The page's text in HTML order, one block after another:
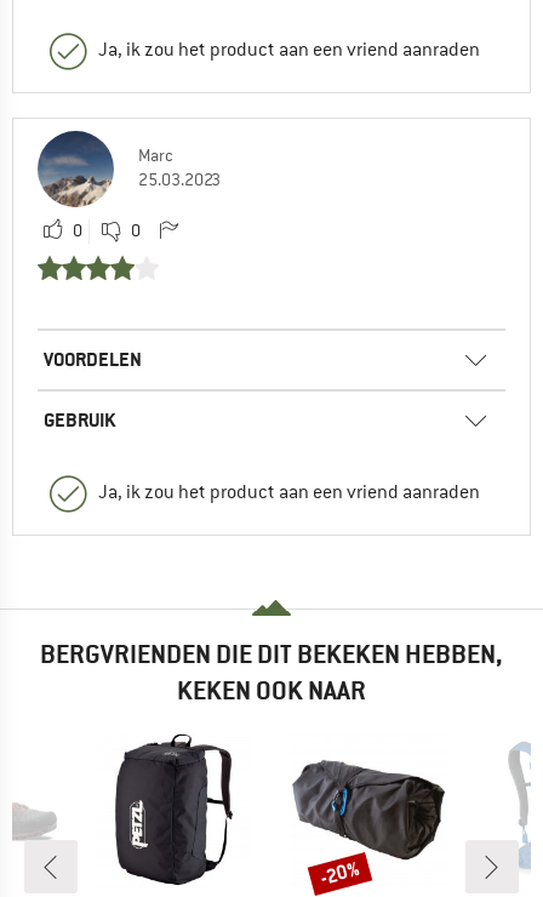
Ja, ik zou het product aan een vriend aanraden
Marc
25.03.2023
0 0
VOORDELEN
GEBRUIK
Ja, ik zou het product aan een vriend aanraden
BERGVRIENDEN DIE DIT BEKEKEN HEBBEN,
KEKEN OOK NAAR
Korting
-20%